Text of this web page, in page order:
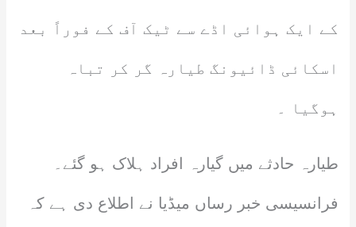
کے ایک ہوائی اڈے سے ٹیک آف کے فوراً بعد
اسکائی ڈائیونگ طیارہ گر کر تباہ
ہوگیا ۔
طیارہ حادثے میں گیارہ افراد ہلاک ہو گئے۔
فرانسیسی خبر رساں میڈیا نے اطلاع دی ہے کہ